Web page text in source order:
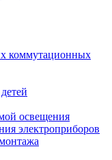
коммутационных
освещения
электроприборов